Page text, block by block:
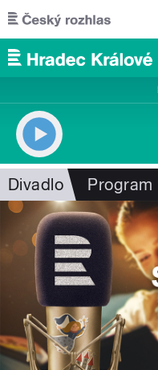
Přejít k hlavnímu obsahu
Divadlo Program